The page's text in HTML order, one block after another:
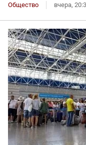
Общество вчера,